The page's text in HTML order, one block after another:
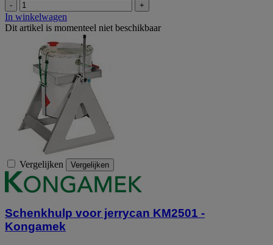
- +
In winkelwagen
Dit artikel is momenteel niet beschikbaar
Vergelijken Vergelijken
Schenkhulp voor jerrycan KM2501 -
Kongamek